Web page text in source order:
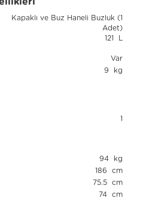
Kapaklı ve Buz Haneli Buzluk (1
Adet)
121 L
Var
9 kg
1
94 kg
186 cm
75.5 cm
74 cm